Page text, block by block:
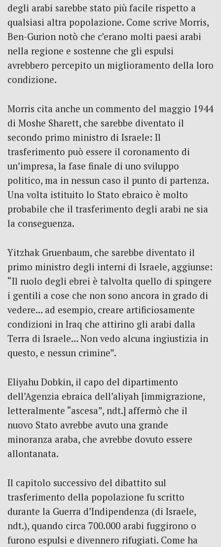
degli arabi sarebbe stato più facile rispetto a
qualsiasi altra popolazione. Come scrive Morris,
Ben-Gurion notò che c’erano molti paesi arabi
nella regione e sostenne che gli espulsi
avrebbero percepito un miglioramento della loro
condizione.
Morris cita anche un commento del maggio 1944
di Moshe Sharett, che sarebbe diventato il
secondo primo ministro di Israele: Il
trasferimento può essere il coronamento di
un’impresa, la fase finale di uno sviluppo
politico, ma in nessun caso il punto di partenza.
Una volta istituito lo Stato ebraico è molto
probabile che il trasferimento degli arabi ne sia
la conseguenza.
Yitzhak Gruenbaum, che sarebbe diventato il
primo ministro degli interni di Israele, aggiunse:
“Il ruolo degli ebrei è talvolta quello di spingere
i gentili a cose che non sono ancora in grado di
vedere… ad esempio, creare artificiosamente
condizioni in Iraq che attirino gli arabi dalla
Terra di Israele… Non vedo alcuna ingiustizia in
questo, e nessun crimine”.
Eliyahu Dobkin, il capo del dipartimento
dell’Agenzia ebraica dell’aliyah [immigrazione,
letteralmente “ascesa”, ndt.] affermò che il
nuovo Stato avrebbe avuto una grande
minoranza araba, che avrebbe dovuto essere
allontanata.
Il capitolo successivo del dibattito sul
trasferimento della popolazione fu scritto
durante la Guerra d’Indipendenza (di Israele,
ndt.), quando circa 700.000 arabi fuggirono o
furono espulsi e divennero rifugiati. Come ha